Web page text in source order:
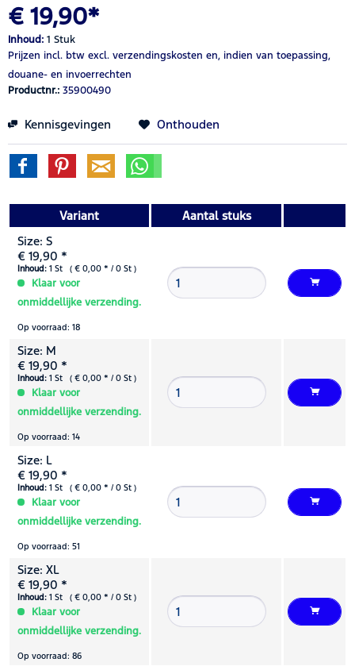
€ 19,90*
Inhoud: 1 Stuk
Prijzen incl. btw excl. verzendingskosten en, indien van toepassing,
douane- en invoerrechten
Productnr.: 35900490
Kennisgevingen Onthouden
Variant
Aantal stuks
Size: S
€ 19,90 *
Inhoud: 1 St ( € 0,00 * / 0 St )
Klaar voor
onmiddellijke verzending.
Op voorraad: 18
Size: M
€ 19,90 *
Inhoud: 1 St ( € 0,00 * / 0 St )
Klaar voor
onmiddellijke verzending.
Op voorraad: 14
Size: L
€ 19,90 *
Inhoud: 1 St ( € 0,00 * / 0 St )
Klaar voor
onmiddellijke verzending.
Op voorraad: 51
Size: XL
€ 19,90 *
Inhoud: 1 St ( € 0,00 * / 0 St )
Klaar voor
onmiddellijke verzending.
Op voorraad: 86